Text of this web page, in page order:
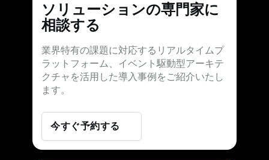
ソリューションの専門家に
相談する
業界特有の課題に対応するリアルタイムプ
ラットフォーム、イベント駆動型アーキテ
クチャを活用した導入事例をご紹介いたし
ます。
今すぐ予約する